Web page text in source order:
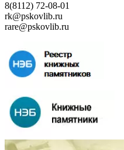
8(8112) 72-08-01
rk@pskovlib.ru
rare@pskovlib.ru